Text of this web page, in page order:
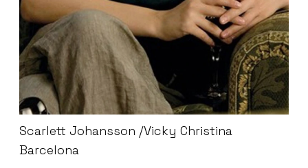
Scarlett Johansson /Vicky Christina
Barcelona